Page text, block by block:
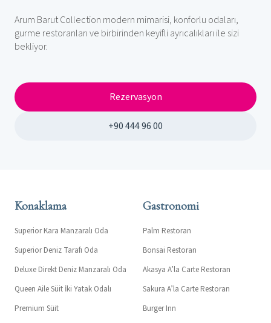
Arum Barut Collection modern mimarisi, konforlu odaları,
gurme restoranları ve birbirinden keyifli ayrıcalıkları ile sizi
bekliyor.
Rezervasyon
+90 444 96 00
Konaklama
Superior Kara Manzaralı Oda
Superior Deniz Tarafı Oda
Deluxe Direkt Deniz Manzaralı Oda
Queen Aile Süit İki Yatak Odalı
Premium Süit
Gastronomi
Palm Restoran
Bonsai Restoran
Akasya A’la Carte Restoran
Sakura A’la Carte Restoran
Burger Inn